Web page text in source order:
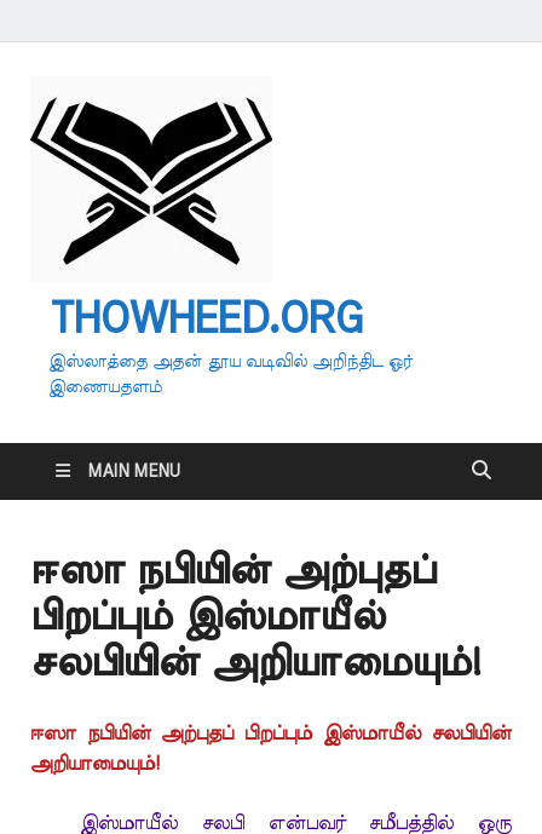
THOWHEED.ORG
இஸ்லாத்தை அதன் தூய வடிவில் அறிந்திட ஓர்
இணையதளம்
MAIN MENU
ஈஸா நபியின் அற்புதப்
பிறப்பும் இஸ்மாயீல்
சலபியின் அறியாமையும்!
ஈஸா நபியின் அற்புதப் பிறப்பும் இஸ்மாயீல் சலபியின்
அறியாமையும்!
இஸ்மாயீல் சலபி என்பவர் சமீபத்தில் ஒரு